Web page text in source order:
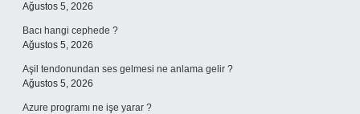
Ağustos 5, 2026
Bacı hangi cephede ?
Ağustos 5, 2026
Aşil tendonundan ses gelmesi ne anlama gelir ?
Ağustos 5, 2026
Azure programı ne işe yarar ?